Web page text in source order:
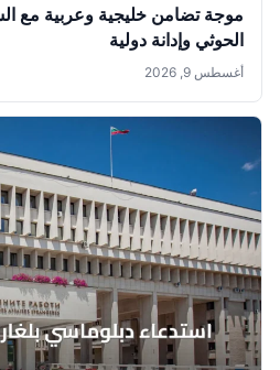
موجة تضامن خليجية وعربية مع
الحوثي وإدانة دولية
أغسطس 9, 2026